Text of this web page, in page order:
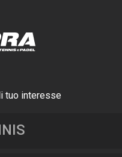
tuo interesse